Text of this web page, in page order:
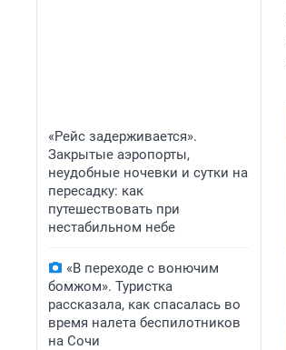
«Рейс задерживается».
Закрытые аэропорты,
неудобные ночевки и сутки на
пересадку: как
путешествовать при
нестабильном небе
«В переходе с вонючим
бомжом». Туристка
рассказала, как спасалась во
время налета беспилотников
на Сочи